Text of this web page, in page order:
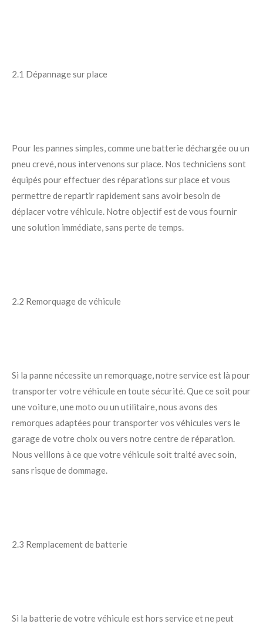
2.1 Dépannage sur place
Pour les pannes simples, comme une batterie déchargée ou un
pneu crevé, nous intervenons sur place. Nos techniciens sont
équipés pour effectuer des réparations sur place et vous
permettre de repartir rapidement sans avoir besoin de
déplacer votre véhicule. Notre objectif est de vous fournir
une solution immédiate, sans perte de temps.
2.2 Remorquage de véhicule
Si la panne nécessite un remorquage, notre service est là pour
transporter votre véhicule en toute sécurité. Que ce soit pour
une voiture, une moto ou un utilitaire, nous avons des
remorques adaptées pour transporter vos véhicules vers le
garage de votre choix ou vers notre centre de réparation.
Nous veillons à ce que votre véhicule soit traité avec soin,
sans risque de dommage.
2.3 Remplacement de batterie
Si la batterie de votre véhicule est hors service et ne peut